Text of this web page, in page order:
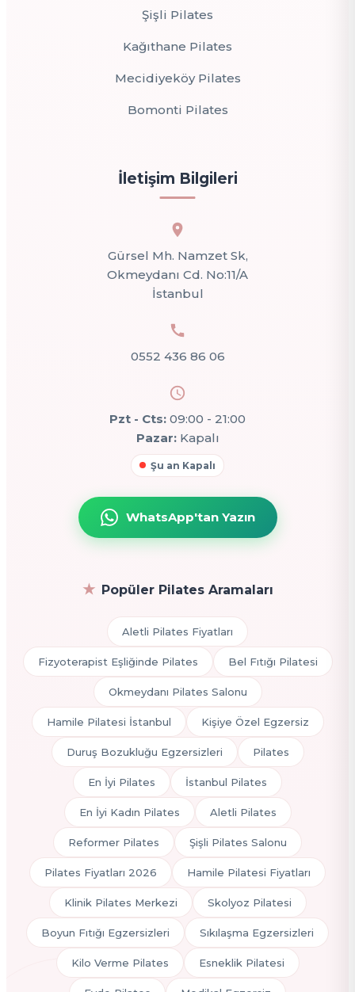
Şişli Pilates
Kağıthane Pilates
Mecidiyeköy Pilates
Bomonti Pilates
İletişim Bilgileri
Gürsel Mh. Namzet Sk,
Okmeydanı Cd. No:11/A
İstanbul
0552 436 86 06
Pzt - Cts: 09:00 - 21:00
Pazar:Kapalı
Şu an Kapalı
WhatsApp'tan Yazın
Popüler Pilates Aramaları
Aletli Pilates Fiyatları
Fizyoterapist Eşliğinde Pilates Bel Fıtığı Pilatesi
Okmeydanı Pilates Salonu
Hamile Pilatesi İstanbul Kişiye Özel Egzersiz
Duruş Bozukluğu Egzersizleri Pilates
En İyi Pilates İstanbul Pilates
En İyi Kadın Pilates Aletli Pilates
Reformer Pilates Şişli Pilates Salonu
Pilates Fiyatları 2026 Hamile Pilatesi Fiyatları
Klinik Pilates Merkezi Skolyoz Pilatesi
Boyun Fıtığı Egzersizleri Sıkılaşma Egzersizleri
Kilo Verme Pilates Esneklik Pilatesi